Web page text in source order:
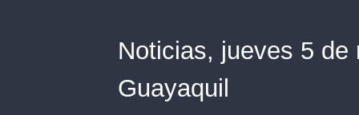
Noticias, jueves 5
Guayaquil